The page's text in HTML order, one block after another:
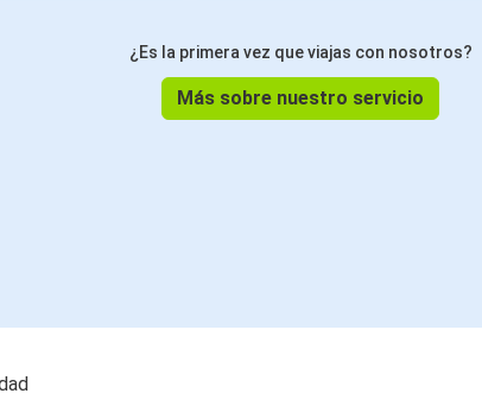
¿Es la primera vez que viajas con nosotros?
Más sobre nuestro servicio